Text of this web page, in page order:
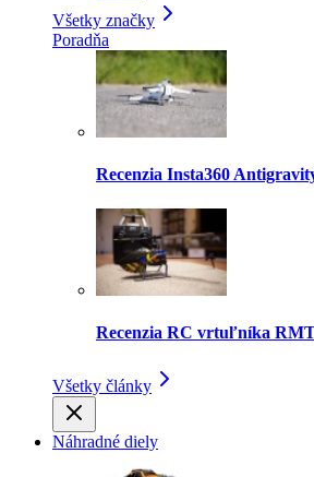
Všetky značky
Poradňa
Recenzia Insta360
Recenzia RC vrtuľníka
Všetky články
Náhradné diely